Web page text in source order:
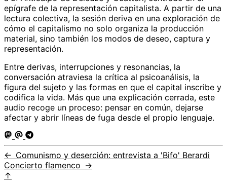
epígrafe de la representación capitalista. A partir de una
lectura colectiva, la sesión deriva en una exploración de
cómo el capitalismo no solo organiza la producción
material, sino también los modos de deseo, captura y
representación.
Entre derivas, interrupciones y resonancias, la
conversación atraviesa la crítica al psicoanálisis, la
figura del sujeto y las formas en que el capital inscribe y
codifica la vida. Más que una explicación cerrada, este
audio recoge un proceso: pensar en común, dejarse
afectar y abrir líneas de fuga desde el propio lenguaje.
← Comunismo y deserción: entrevista a 'Bifo' Berardi
Concierto flamenco →
↑